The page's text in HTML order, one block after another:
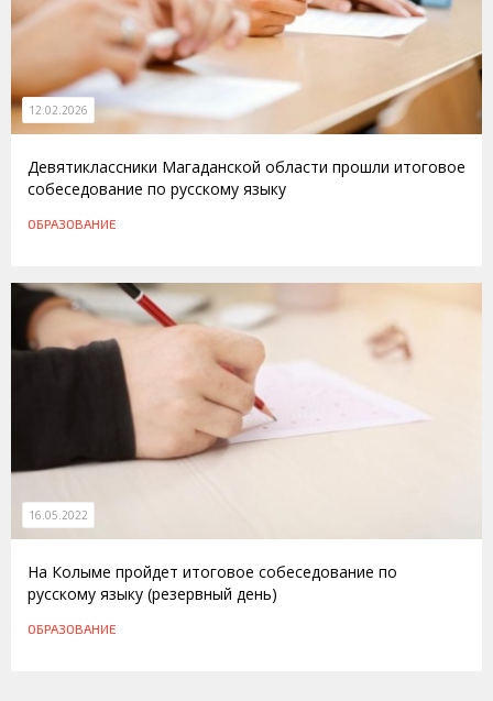
12.02.2026
Девятиклассники Магаданской области прошли итоговое
собеседование по русскому языку
ОБРАЗОВАНИЕ
16.05.2022
На Колыме пройдет итоговое собеседование по
русскому языку (резервный день)
ОБРАЗОВАНИЕ